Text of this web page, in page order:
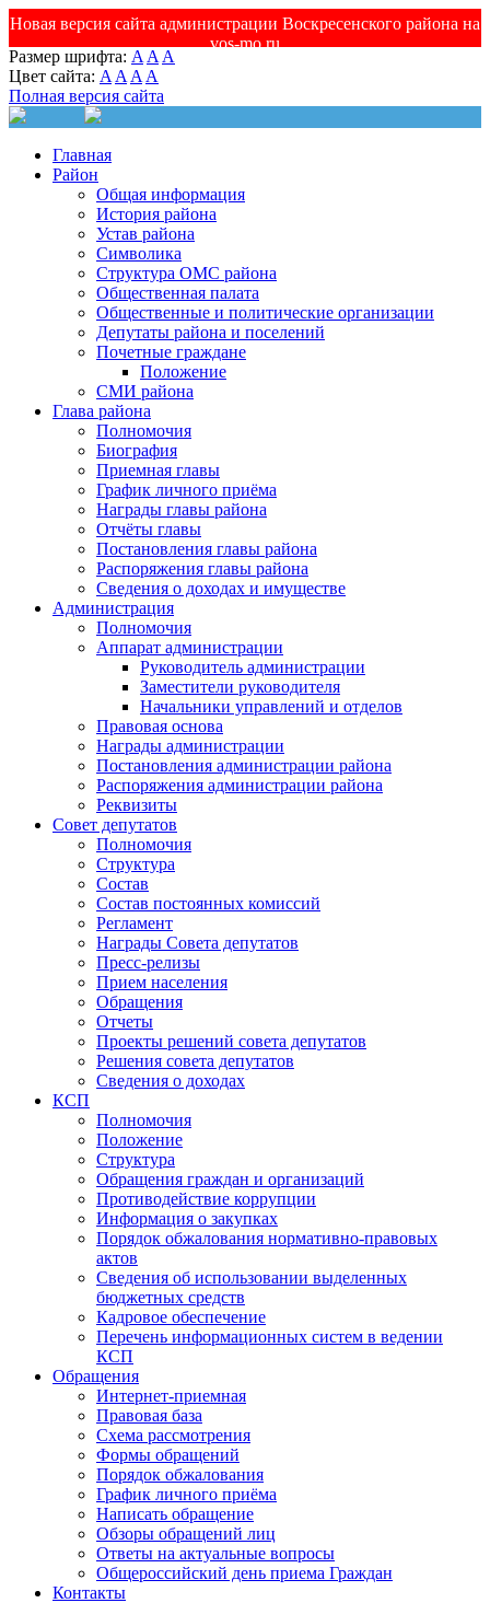
Новая версия сайта администрации Воскресенского района на
vos-mo.ru
Размер шрифта: A A A
Цвет сайта: A A A A
Полная версия сайта
Главная
Район
Общая информация
История района
Устав района
Символика
Структура ОМС района
Общественная палата
Общественные и политические организации
Депутаты района и поселений
Почетные граждане
Положение
СМИ района
Глава района
Полномочия
Биография
Приемная главы
График личного приёма
Награды главы района
Отчёты главы
Постановления главы района
Распоряжения главы района
Сведения о доходах и имуществе
Администрация
Полномочия
Аппарат администрации
Руководитель администрации
Заместители руководителя
Начальники управлений и отделов
Правовая основа
Награды администрации
Постановления администрации района
Распоряжения администрации района
Реквизиты
Совет депутатов
Полномочия
Структура
Состав
Состав постоянных комиссий
Регламент
Награды Совета депутатов
Пресс-релизы
Прием населения
Обращения
Отчеты
Проекты решений совета депутатов
Решения совета депутатов
Сведения о доходах
КСП
Полномочия
Положение
Структура
Обращения граждан и организаций
Противодействие коррупции
Информация о закупках
Порядок обжалования нормативно-правовых
актов
Сведения об использовании выделенных
бюджетных средств
Кадровое обеспечение
Перечень информационных систем в ведении
КСП
Обращения
Интернет-приемная
Правовая база
Схема рассмотрения
Формы обращений
Порядок обжалования
График личного приёма
Написать обращение
Обзоры обращений лиц
Ответы на актуальные вопросы
Общероссийский день приема Граждан
Контакты